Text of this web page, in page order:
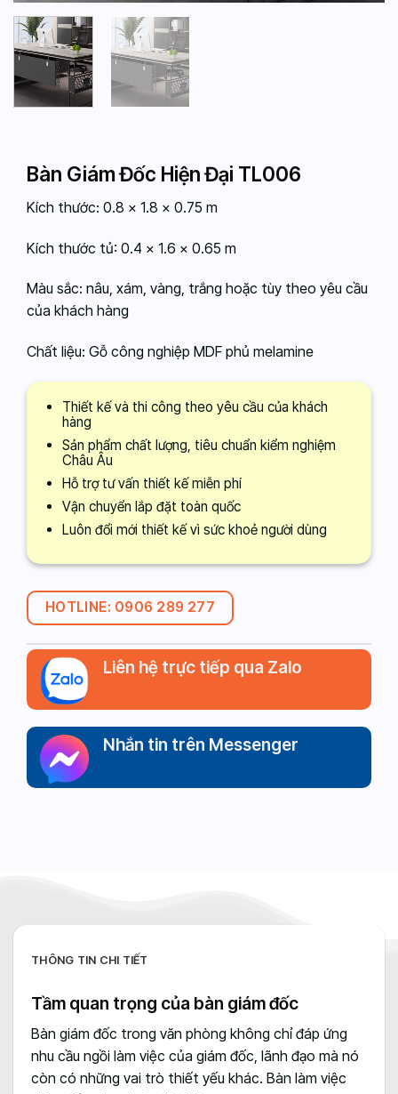
Bàn Giám Đốc Hiện Đại TL006
Kích thước: 0.8 x 1.8 x 0.75 m
Kích thước tủ: 0.4 x 1.6 x 0.65 m
Màu sắc: nâu, xám, vàng, trắng hoặc tùy theo yêu cầu
của khách hàng
Chất liệu: Gỗ công nghiệp MDF phủ melamine
Thiết kế và thi công theo yêu cầu của khách
hàng
Sản phẩm chất lượng, tiêu chuẩn kiểm nghiệm
Châu Âu
Hỗ trợ tư vấn thiết kế miễn phí
Vận chuyển lắp đặt toàn quốc
Luôn đổi mới thiết kế vì sức khoẻ người dùng
HOTLINE: 0906 289 277
Liên hệ trực tiếp qua Zalo
Nhắn tin trên Messenger
THÔNG TIN CHI TIẾT
Tầm quan trọng của bàn giám đốc
Bàn giám đốc trong văn phòng không chỉ đáp ứng
nhu cầu ngồi làm việc của giám đốc, lãnh đạo mà nó
còn có những vai trò thiết yếu khác. Bàn làm việc